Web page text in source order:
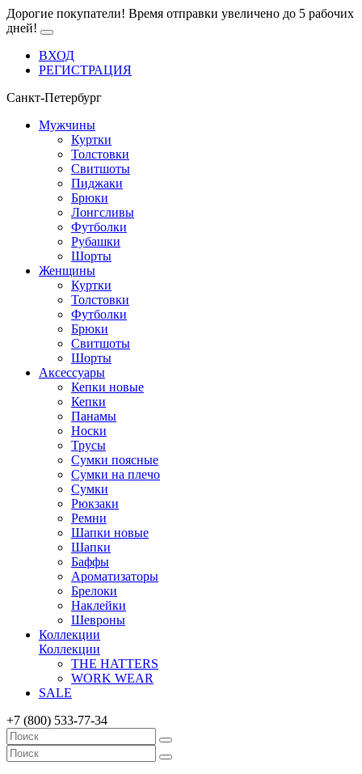
Дорогие покупатели! Время отправки увеличено до 5 рабочих
дней!
ВХОД
РЕГИСТРАЦИЯ
Санкт-Петербург
Мужчины
Куртки
Толстовки
Свитшоты
Пиджаки
Брюки
Лонгсливы
Футболки
Рубашки
Шорты
Женщины
Куртки
Толстовки
Футболки
Брюки
Свитшоты
Шорты
Аксессуары
Кепки новые
Кепки
Панамы
Носки
Трусы
Сумки поясные
Сумки на плечо
Сумки
Рюкзаки
Ремни
Шапки новые
Шапки
Баффы
Ароматизаторы
Брелоки
Наклейки
Шевроны
Коллекции
Коллекции
THE HATTERS
WORK WEAR
SALE
+7 (800) 533-77-34